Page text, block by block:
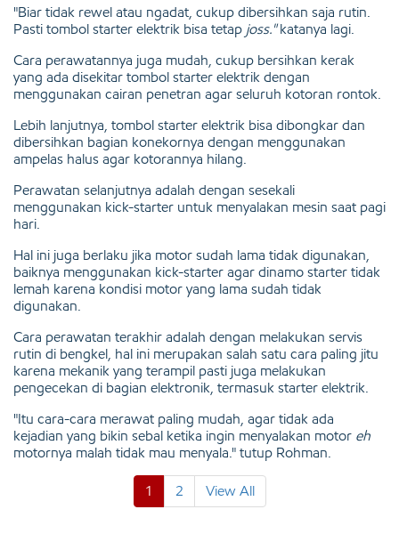
"Biar tidak rewel atau ngadat, cukup dibersihkan saja rutin.
Pasti tombol starter elektrik bisa tetap joss."katanya lagi.
Cara perawatannya juga mudah, cukup bersihkan kerak
yang ada disekitar tombol starter elektrik dengan
menggunakan cairan penetran agar seluruh kotoran rontok.
Lebih lanjutnya, tombol starter elektrik bisa dibongkar dan
dibersihkan bagian konekornya dengan menggunakan
ampelas halus agar kotorannya hilang.
Perawatan selanjutnya adalah dengan sesekali
menggunakan kick-starter untuk menyalakan mesin saat pagi
hari.
Hal ini juga berlaku jika motor sudah lama tidak digunakan,
baiknya menggunakan kick-starter agar dinamo starter tidak
lemah karena kondisi motor yang lama sudah tidak
digunakan.
Cara perawatan terakhir adalah dengan melakukan servis
rutin di bengkel, hal ini merupakan salah satu cara paling jitu
karena mekanik yang terampil pasti juga melakukan
pengecekan di bagian elektronik, termasuk starter elektrik.
"Itu cara-cara merawat paling mudah, agar tidak ada
kejadian yang bikin sebal ketika ingin menyalakan motor eh
motornya malah tidak mau menyala." tutup Rohman.
1 2 View All